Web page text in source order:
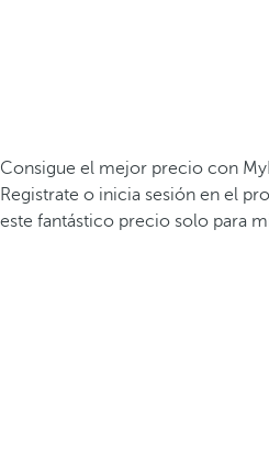
Consigue el mejor precio con
Registrate o inicia sesión en el
este fantástico precio solo para